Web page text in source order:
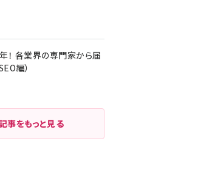
！ 各業界の専門家から届
編）
事をもっと見る